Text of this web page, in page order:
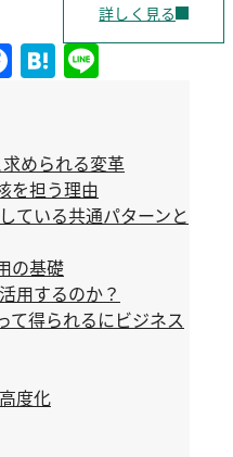
詳しく見る
Facebook
Hatena
Line
められる変革
を担う理由
ている共通パターンと
の基礎
用するのか？
て得られるにビジネス
度化